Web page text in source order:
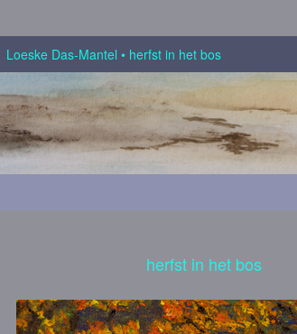
Loeske Das-Mantel herfst in het bos
herfst in het bos